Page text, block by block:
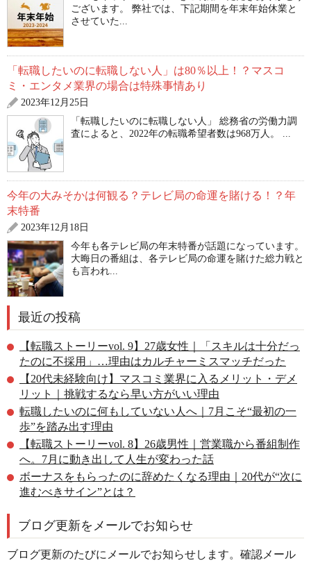
ございます。 弊社では、下記期間を年末年始休業と
させていた...
「転職したいのに転職しない人」は80％以上！？マスコ
ミ・エンタメ業界の場合は特殊事情あり
2023年12月25日
「転職したいのに転職しない人」 総務省の労働力調
査によると、2022年の転職希望者数は968万人。 ...
今年の大みそかは何観る？テレビ局の命運を賭ける！？年
末特番
2023年12月18日
今年も各テレビ局の年末特番が話題になっています。
大晦日の番組は、各テレビ局の命運を賭けた総力戦と
も言われ...
最近の投稿
【転職ストーリーvol. 9】27歳女性｜「スキルは十分だっ
たのに不採用」…理由はカルチャーミスマッチだった
【20代未経験向け】マスコミ業界に入るメリット・デメ
リット｜挑戦するなら早い方がいい理由
転職したいのに何もしていない人へ｜7月こそ“最初の一
歩”を踏み出す理由
【転職ストーリーvol. 8】26歳男性｜営業職から番組制作
へ。7月に動き出して人生が変わった話
ボーナスをもらったのに辞めたくなる理由｜20代が“次に
進むべきサイン”とは？
ブログ更新をメールでお知らせ
ブログ更新のたびにメールでお知らせします。確認メール